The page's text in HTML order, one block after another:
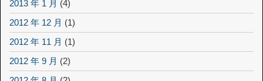
2013 年 1 月 (4)
2012 年 12 月 (1)
2012 年 11 月 (1)
2012 年 9 月 (2)